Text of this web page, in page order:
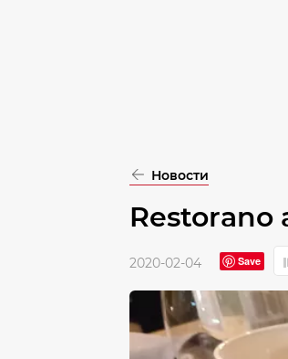
Новости
Restorano
2020-02-04 Save